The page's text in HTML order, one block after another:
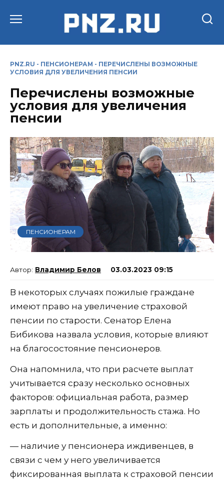
PNZ.RU - ПЕНСИОНЕРАМ - ПЕРЕЧИСЛЕНЫ ВОЗМОЖНЫЕ
УСЛОВИЯ ДЛЯ УВЕЛИЧЕНИЯ ПЕНСИИ
Перечислены возможные
условия для увеличения
пенсии
ПЕНСИОНЕРАМ
Владимир Белов 03.03.2023 09:15
В некоторых случаях пожилые граждане
имеют право на увеличение страховой
пенсии по старости. Сенатор Елена
Бибикова назвала условия, которые влияют
на благосостояние пенсионеров.
Она напомнила, что при расчете выплат
учитывается сразу несколько основных
факторов: официальная работа, размер
зарплаты и продолжительность стажа. Но
есть и дополнительные, а именно:
— наличие у пенсионера иждивенцев, в
связи с чем у него увеличивается
фиксированная выплата к страховой пенсии